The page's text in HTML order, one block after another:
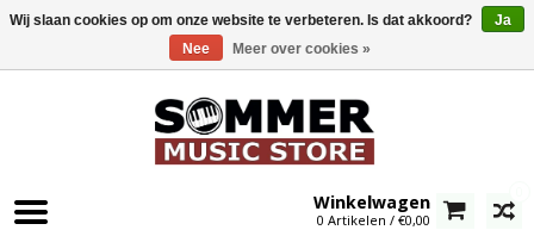
Winkelwagen
0 Artikelen / €0,00
Wij slaan cookies op om onze website te verbeteren. Is dat akkoord?
Ja
Nee
Meer over cookies »